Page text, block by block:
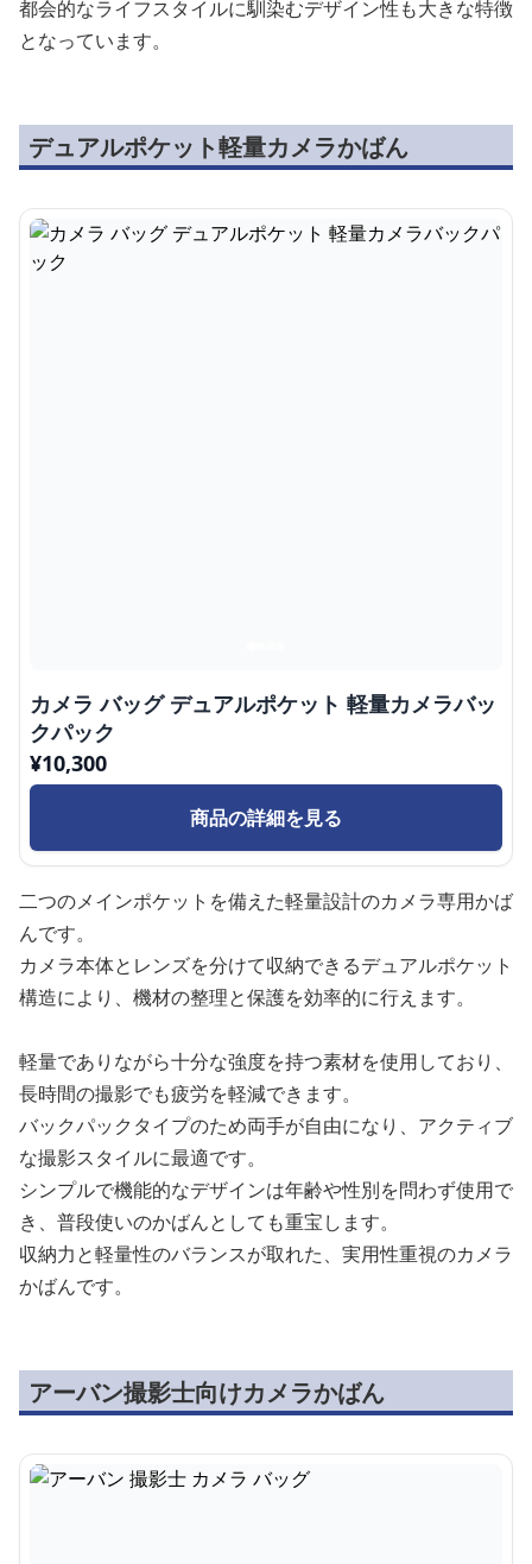
都会的なライフスタイルに馴染むデザイン性も大きな特徴
となっています。
デュアルポケット軽量カメラかばん
カメラ バッグ デュアルポケット 軽量カメラバッ
クパック
¥10,300
商品の詳細を見る
二つのメインポケットを備えた軽量設計のカメラ専用かば
んです。
カメラ本体とレンズを分けて収納できるデュアルポケット
構造により、機材の整理と保護を効率的に行えます。
軽量でありながら十分な強度を持つ素材を使用しており、
長時間の撮影でも疲労を軽減できます。
バックパックタイプのため両手が自由になり、アクティブ
な撮影スタイルに最適です。
シンプルで機能的なデザインは年齢や性別を問わず使用で
き、普段使いのかばんとしても重宝します。
収納力と軽量性のバランスが取れた、実用性重視のカメラ
かばんです。
アーバン撮影士向けカメラかばん